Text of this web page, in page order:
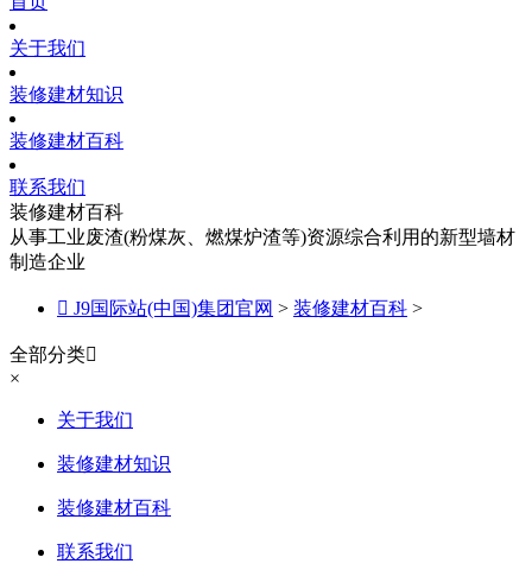
关于我们
装修建材知识
装修建材百科
联系我们
装修建材百科
从事工业废渣(粉煤灰、燃煤炉渣等)资源综合利用的新型墙材
制造企业
 J9国际站(中国)集团官网 > 装修建材百科 >
全部分类
×
关于我们
装修建材知识
装修建材百科
联系我们